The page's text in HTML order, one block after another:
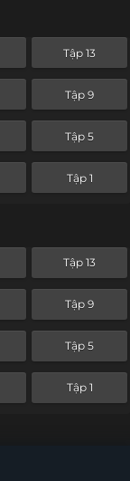
Tập 13
Tập 9
Tập 5
Tập 1
Tập 13
Tập 9
Tập 5
Tập 1